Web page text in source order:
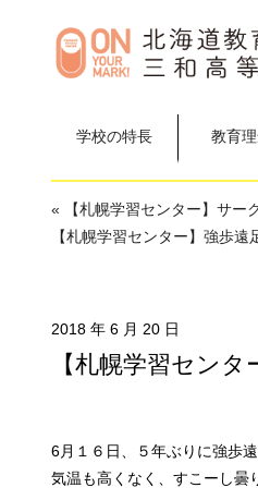
学校の特長 教育
« 【札幌学習センター】サー
【札幌学習センター】強歩
2018 年 6 月 20 日
【札幌学習セン
6月１６日、５年ぶりに強歩
気温も高くなく、すこーし曇